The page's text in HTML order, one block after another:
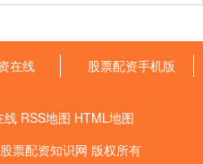
在线 股票配资手机版
线 RSS地图 HTML地图
股票配资知识网 版权所有